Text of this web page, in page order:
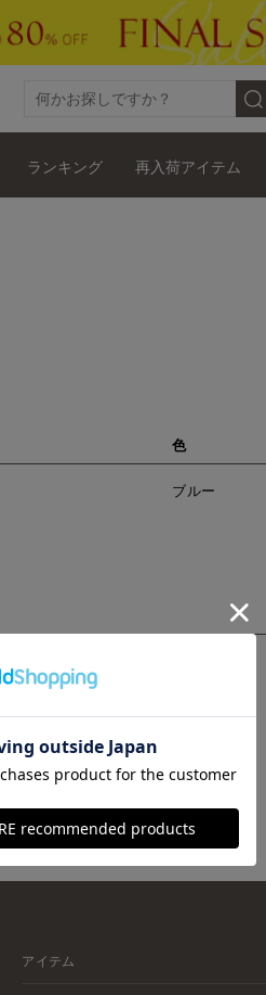
ランキング 再入荷アイテム
色
ブルー
アイテム